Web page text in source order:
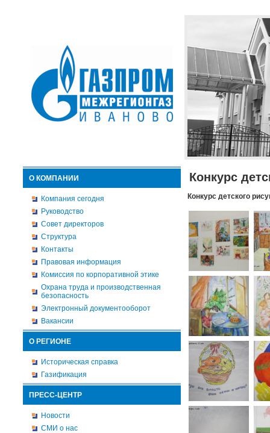
О КОМПАНИИ
Компания сегодня
Руководство
Совет директоров
Структура
Контакты
Правовая информация
Комиссия по корпоративной этике
Охрана труда и производственная
безопасность
Электронный документооборот
Вакансии
О РЕГИОНЕ
Историческая справка
Газификация
ПРЕСС-ЦЕНТР
Новости
СМИ о нас
Конкурс
Конкурс детского